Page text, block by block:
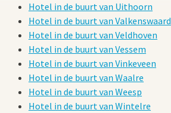
Hotel in de buurt van Uithoorn
Hotel in de buurt van Valkenswaard
Hotel in de buurt van Veldhoven
Hotel in de buurt van Vessem
Hotel in de buurt van Vinkeveen
Hotel in de buurt van Waalre
Hotel in de buurt van Weesp
Hotel in de buurt van Wintelre